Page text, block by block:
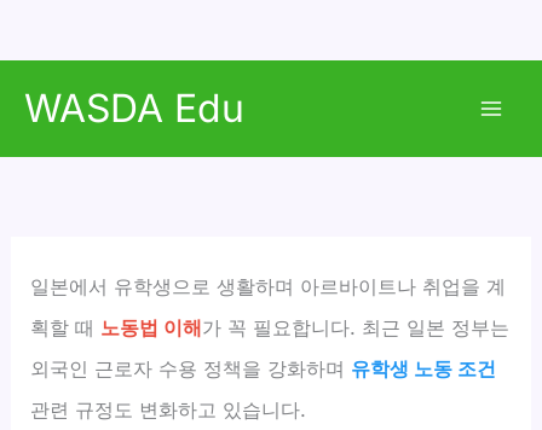
WASDA Edu
일본에서 유학생으로 생활하며 아르바이트나 취업을 계
획할 때 노동법 이해가 꼭 필요합니다. 최근 일본 정부는
외국인 근로자 수용 정책을 강화하며 유학생 노동 조건
관련 규정도 변화하고 있습니다.